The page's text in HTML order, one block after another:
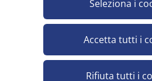
Seleziona i
Accetta tutti i
Rifiuta tutti i
WITOR'S OVETTI
ALLA NOCCIOLA